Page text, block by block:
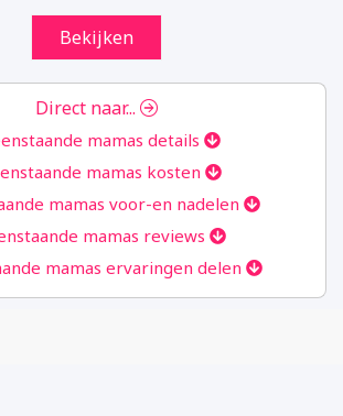
Bekijken
Direct naar...
mamas details
mamas kosten
mamas voor-en nadelen
mamas reviews
mamas ervaringen delen
u van dienst zijn met
content en aanbiedingen.
opslaan